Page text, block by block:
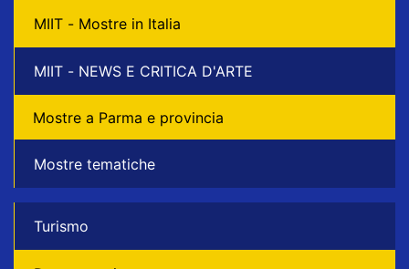
MIIT - Mostre in Italia
MIIT - NEWS E CRITICA D'ARTE
Mostre a Parma e provincia
Mostre tematiche
Turismo